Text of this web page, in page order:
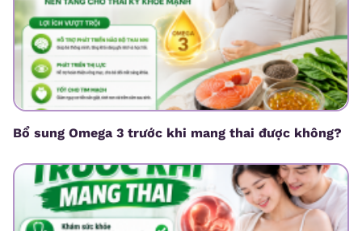
Bổ sung Omega 3 trước khi mang thai được không?